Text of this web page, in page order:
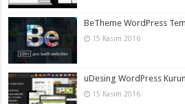
BeTheme WordPress
15 Kasım 2016
uDesing WordPress
15 Kasım 2016